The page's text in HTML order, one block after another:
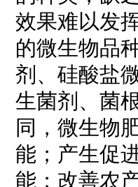
效果难以发
的微生物品
剂、硅酸盐
生菌剂、菌
同，微生物
能；产生促
能；改善农